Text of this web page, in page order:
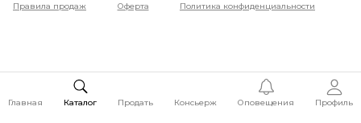
Правила продаж Оферта Политика конфиденциальности
Главная Каталог Продать Консьерж Оповещения Профиль